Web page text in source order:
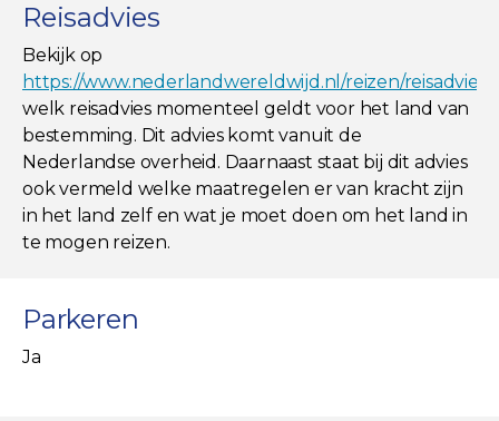
Reisadvies
Bekijk op
https://www.nederlandwereldwijd.nl/reizen/
welk reisadvies momenteel geldt voor het land van
bestemming. Dit advies komt vanuit de
Nederlandse overheid. Daarnaast staat bij dit advies
ook vermeld welke maatregelen er van kracht zijn
in het land zelf en wat je moet doen om het land in
te mogen reizen.
Parkeren
Ja